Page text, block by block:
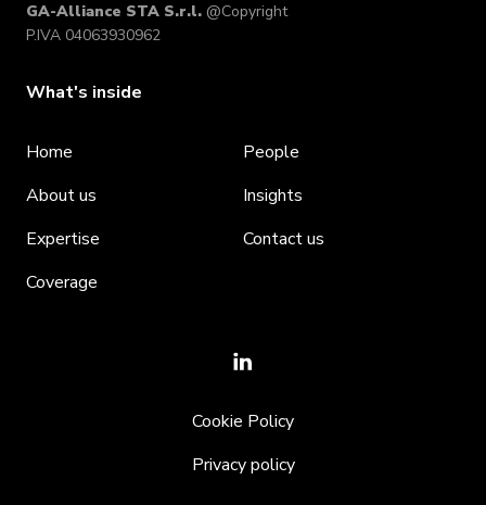
GA-Alliance STA S.r.l. @Copyright
P.IVA 04063930962
What's inside
Home
About us
Expertise
Coverage
People
Insights
Contact us
Cookie Policy
Privacy policy